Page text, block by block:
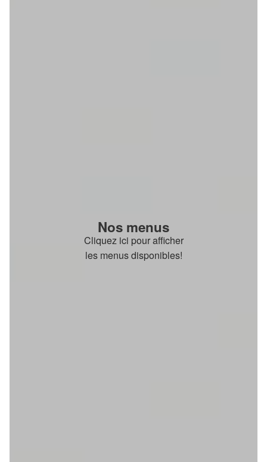
Nos menus
Cliquez ici pour afficher
les menus disponibles!